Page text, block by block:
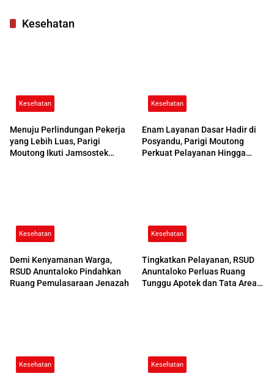
Kesehatan
Kesehatan
Menuju Perlindungan Pekerja
yang Lebih Luas, Parigi
Moutong Ikuti Jamsostek
Kesehatan
Enam Layanan Dasar Hadir di
Posyandu, Parigi Moutong
Perkuat Pelayanan Hingga
Kesehatan
Demi Kenyamanan Warga,
RSUD Anuntaloko Pindahkan
Ruang Pemulasaraan Jenazah
Kesehatan
Tingkatkan Pelayanan, RSUD
Anuntaloko Perluas Ruang
Tunggu Apotek dan Tata Area
Kesehatan Kesehatan